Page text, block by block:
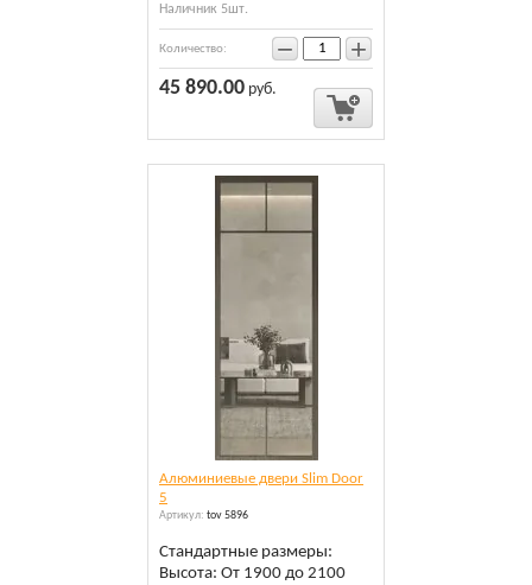
Наличник 5шт.
Количество: − +
45 890.00 руб.
Алюминиевые двери Slim Door
5
Артикул: tov 5896
Стандартные размеры:
Высота: От 1900 до 2100